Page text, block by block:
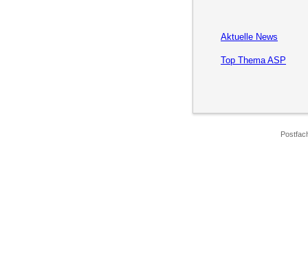
Aktuelle News
Top Thema ASP